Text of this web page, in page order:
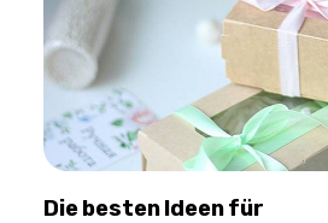
Die besten Ideen für